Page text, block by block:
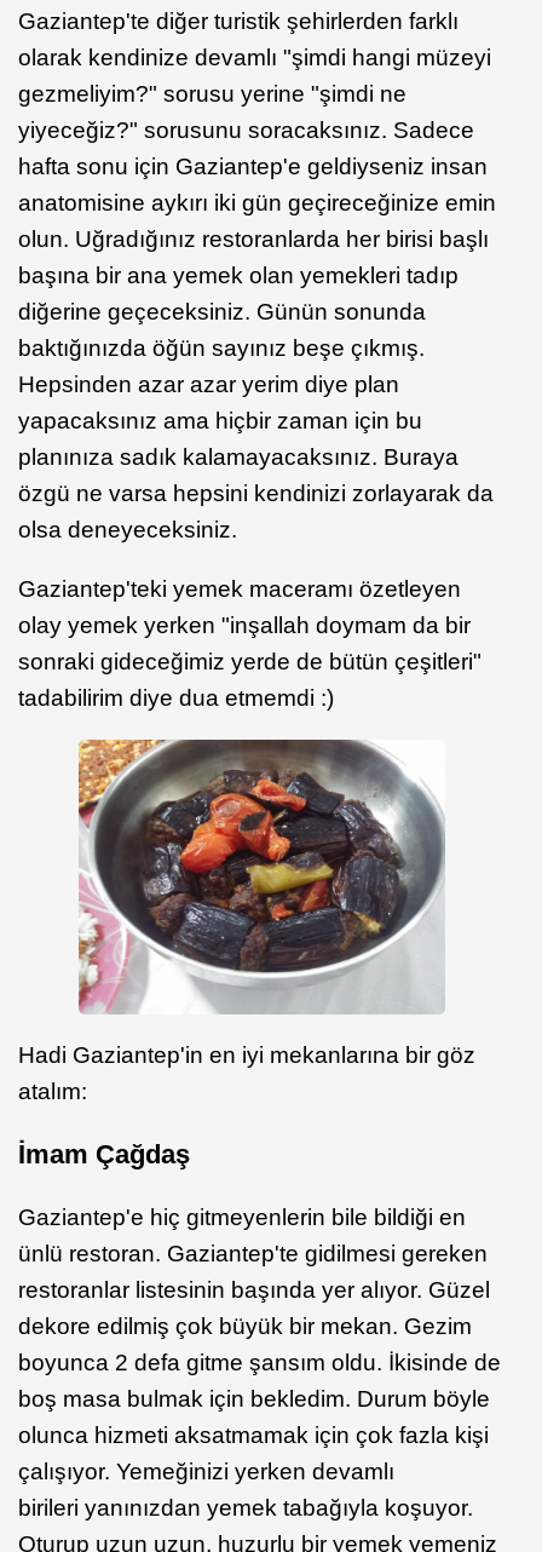
Gaziantep'te diğer turistik şehirlerden farklı
olarak kendinize devamlı "şimdi hangi müzeyi
gezmeliyim?" sorusu yerine "şimdi ne
yiyeceğiz?" sorusunu soracaksınız. Sadece
hafta sonu için Gaziantep'e geldiyseniz insan
anatomisine aykırı iki gün geçireceğinize emin
olun. Uğradığınız restoranlarda her birisi başlı
başına bir ana yemek olan yemekleri tadıp
diğerine geçeceksiniz. Günün sonunda
baktığınızda öğün sayınız beşe çıkmış.
Hepsinden azar azar yerim diye plan
yapacaksınız ama hiçbir zaman için bu
planınıza sadık kalamayacaksınız. Buraya
özgü ne varsa hepsini kendinizi zorlayarak da
olsa deneyeceksiniz.
Gaziantep'teki yemek maceramı özetleyen
olay yemek yerken "inşallah doymam da bir
sonraki gideceğimiz yerde de bütün çeşitleri"
tadabilirim diye dua etmemdi :)
Hadi Gaziantep'in en iyi mekanlarına bir göz
atalım:
İmam Çağdaş
Gaziantep'e hiç gitmeyenlerin bile bildiği en
ünlü restoran. Gaziantep'te gidilmesi gereken
restoranlar listesinin başında yer alıyor. Güzel
dekore edilmiş çok büyük bir mekan. Gezim
boyunca 2 defa gitme şansım oldu. İkisinde de
boş masa bulmak için bekledim. Durum böyle
olunca hizmeti aksatmamak için çok fazla kişi
çalışıyor. Yemeğinizi yerken devamlı
birileri yanınızdan yemek tabağıyla koşuyor.
Oturup uzun uzun, huzurlu bir yemek yemeniz